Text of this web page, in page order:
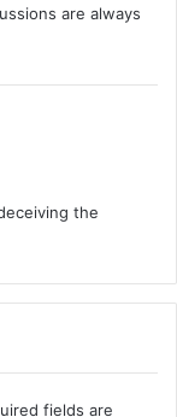
are always
the
fields are